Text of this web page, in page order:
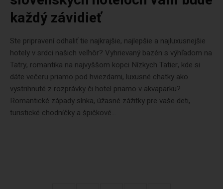
každý závidieť
Ste pripravení odhaliť tie najkrajšie, najlepšie a najluxusnejšie
hotely v srdci našich veľhôr? Vyhrievaný bazén s výhľadom na
Tatry, romantika na najvyššom kopci Nízkych Tatier, kde si
dáte večeru priamo pod hviezdami, luxusné chatky ako
vystrihnuté z rozprávky či hotel priamo v akvaparku?
Romantické západy slnka, úžasné zážitky pre vaše deti,
turistické chodníčky a špičkové...